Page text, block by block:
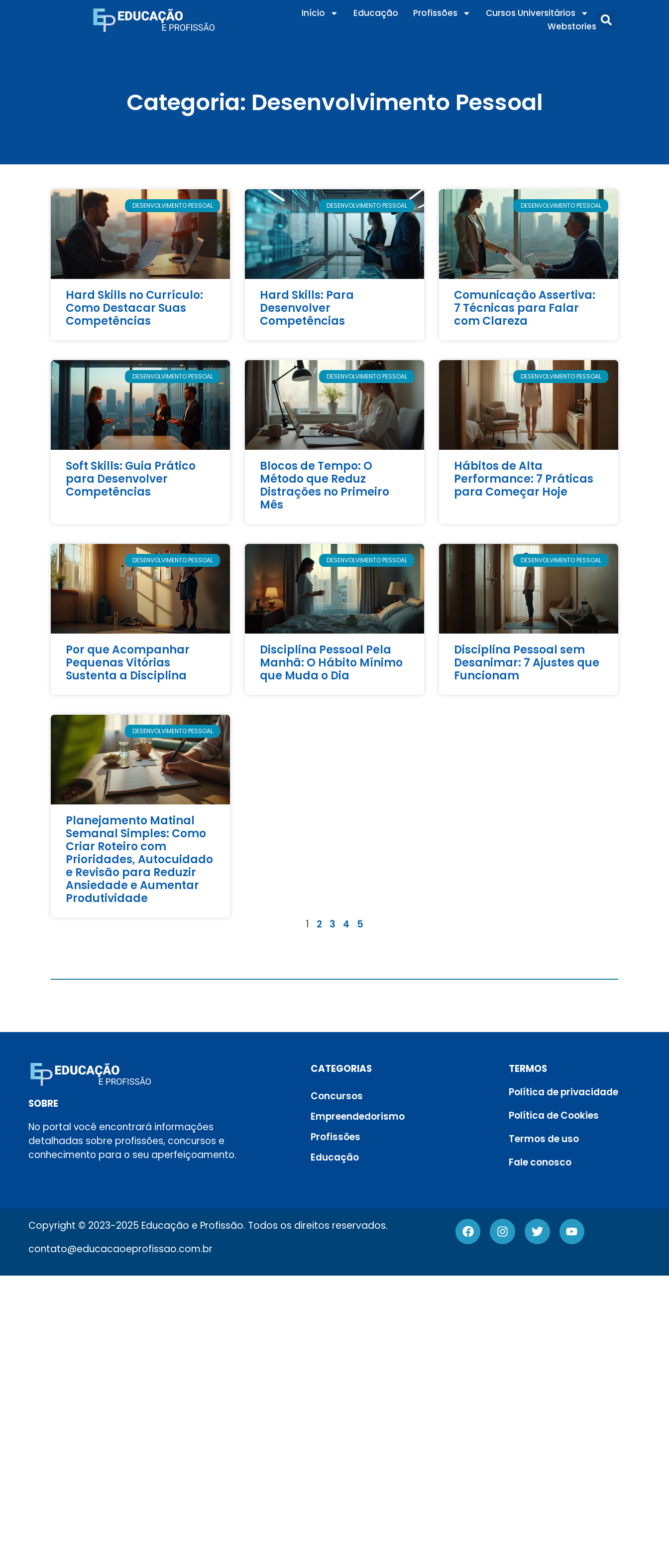
Início Educação Profissões
Cursos Universitários
Webstories
Categoria: Desenvolvimento Pessoal
DESENVOLVIMENTO PESSOAL
Hard Skills no Currículo:
Como Destacar Suas
Competências
DESENVOLVIMENTO PESSOAL
Hard Skills: Para
Desenvolver
Competências
DESENVOLVIMENTO PESSOAL
Comunicação Assertiva:
7 Técnicas para Falar
com Clareza
DESENVOLVIMENTO PESSOAL
Soft Skills: Guia Prático
para Desenvolver
Competências
DESENVOLVIMENTO PESSOAL
Blocos de Tempo: O
Método que Reduz
Distrações no Primeiro
Mês
DESENVOLVIMENTO PESSOAL
Hábitos de Alta
Performance: 7 Práticas
para Começar Hoje
DESENVOLVIMENTO PESSOAL
Por que Acompanhar
Pequenas Vitórias
Sustenta a Disciplina
DESENVOLVIMENTO PESSOAL
Disciplina Pessoal Pela
Manhã: O Hábito Mínimo
que Muda o Dia
DESENVOLVIMENTO PESSOAL
Disciplina Pessoal sem
Desanimar: 7 Ajustes que
Funcionam
DESENVOLVIMENTO PESSOAL
Planejamento Matinal
Semanal Simples: Como
Criar Roteiro com
Prioridades, Autocuidado
e Revisão para Reduzir
Ansiedade e Aumentar
Produtividade
1 2 3 4 5
SOBRE
No portal você encontrará informações
detalhadas sobre profissões, concursos e
conhecimento para o seu aperfeiçoamento.
CATEGORIAS
Concursos
Empreendedorismo
Profissões
Educação
TERMOS
Política de privacidade
Política de Cookies
Termos de uso
Fale conosco
Copyright © 2023-2025 Educação e Profissão. Todos os direitos reservados.
contato@educacaoeprofissao.com.br